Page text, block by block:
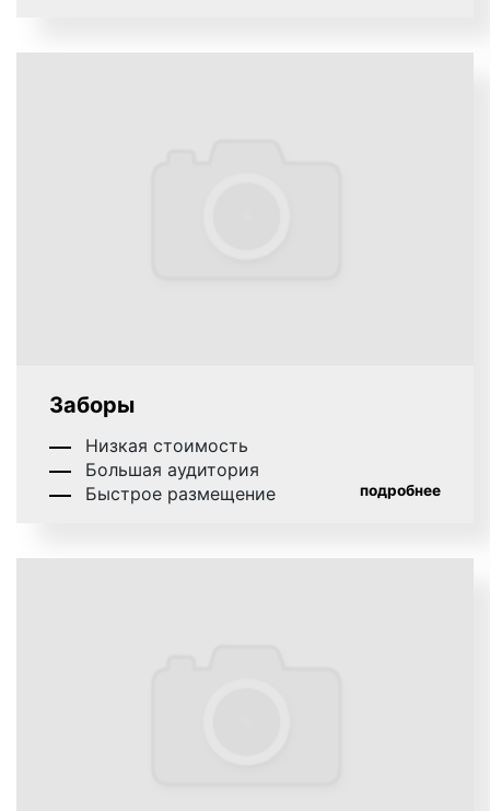
Заборы
Низкая стоимость
Большая аудитория
Быстрое размещение
подробнее